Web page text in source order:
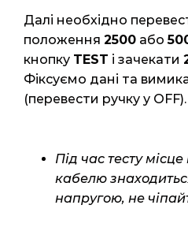
Далі необхідно
положення 2500 або
кнопку TEST і зачекати
Фіксуємо дані та
(перевести ручку у OFF).
Під час тесту
кабелю
напругою, не